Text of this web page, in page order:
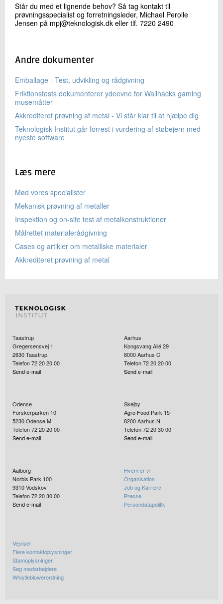
Står du med et lignende behov? Så tag kontakt til
prøvningsspecialist og forretningsleder, Michael Perolle
Jensen på mpj@teknologisk.dk eller tlf. 7220 2490
Andre dokumenter
Emballage - Test, udvikling og rådgivning
Friktionstests dokumenterer ydeevne for Wallhacks gaming
musemåtter
Akkrediteret prøvning af metal - Vi står klar til at hjælpe dig
Teknologisk Institut går forrest i vurdering af støbejern med
nyeste software
Læs mere
Mød vores specialister
Mekanisk prøvning af metaller
Inspektion og on-site test af metalkonstruktioner
Målrettet materialerådgivning
Cases og artikler om metalliske materialer
Akkrediteret prøvning af metal
Taastrup
Gregersensvej 1
2630Taastrup
Telefon 72 20 20 00
Send e-mail
Aarhus
Kongsvang Allé 29
8000Aarhus C
Telefon 72 20 20 00
Send e-mail
Odense
Forskerparken 10
5230Odense M
Telefon 72 20 20 00
Send e-mail
Skejby
Agro Food Park 15
8200Aarhus N
Telefon 72 20 30 00
Send e-mail
Aalborg
Norbis Park 100
9310Vodskov
Telefon 72 20 30 00
Send e-mail
Hvem er vi
Organisation
Job og Karriere
Presse
Persondatapolitik
Vejviser
Flere kontaktoplysninger
Stamoplysninger
Søg medarbejdere
Whistleblowerordning